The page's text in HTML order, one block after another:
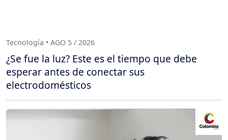
Tecnología • AGO 5 / 2026
¿Se fue la luz? Este es el tiempo que debe
esperar antes de conectar sus
electrodomésticos